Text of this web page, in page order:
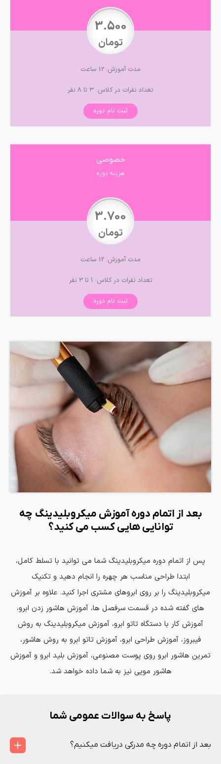
3.500
تومان
مدت آموزش: 12 ساعت
تعداد نفرات در کلاس: ۳ تا ۸ نفر
ثبت نام دوره
خصوصی
هزینه دوره
3.700
تومان
مدت آموزش: 12 ساعت
تعداد نفرات در کلاس: 1 تا 3 نفر
ثبت نام دوره
بعد از اتمام دوره آموزش میکروبلیدینگ چه
توانایی هایی کسب می کنید؟
پس از اتمام دوره میکروبلیدینگ شما می توانید با تسلط کامل،
ابتدا طراحی مناسب هر چهره را انجام دهید و تکنیک
میکروبلیدینگ را بر روی ابروهای مشتری اجرا کنید. علاوه بر آموزش
های گفته شده در قسمت سرفصل ها، آموزش هاشور زدن ابرو،
آموزش کار با دستگاه تاتو ابرو، آموزش میکروبلیدینگ به روش
فیبروز، آموزش طراحی ابرو، آموزش تاتو ابرو به روش هاشور،
تمرین هاشور ابرو روی پوست مصنوعی، آموزش بلید ابرو و آموزش
هاشور مویی نیز به شما داده خواهد شد.
پاسخ به سوالات عمومی شما
بعد از اتمام دوره چه مدرکی دریافت میکنیم؟